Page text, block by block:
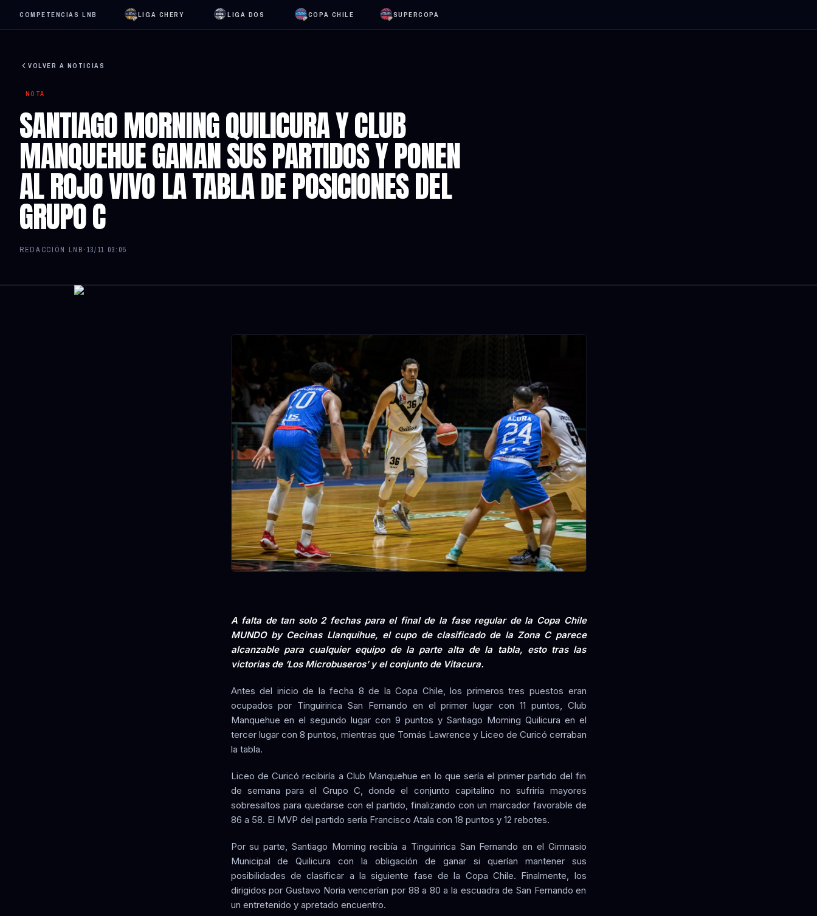
COMPETENCIAS LNB LIGA CHERY LIGA DOS COPA CHILE SUPERCOPA
VOLVER A NOTICIAS
NOTA
SANTIAGO MORNING QUILICURA Y CLUB
MANQUEHUE GANAN SUS PARTIDOS Y PONEN
AL ROJO VIVO LA TABLA DE POSICIONES DEL
GRUPO C
REDACCIÓN LNB· 13/11 03:05
A falta de tan solo 2 fechas para el final de la fase regular de la Copa Chile
MUNDO by Cecinas Llanquihue, el cupo de clasificado de la Zona C parece
alcanzable para cualquier equipo de la parte alta de la tabla, esto tras las
victorias de ‘Los Microbuseros’ y el conjunto de Vitacura.
Antes del inicio de la fecha 8 de la Copa Chile, los primeros tres puestos eran
ocupados por Tinguiririca San Fernando en el primer lugar con 11 puntos, Club
Manquehue en el segundo lugar con 9 puntos y Santiago Morning Quilicura en el
tercer lugar con 8 puntos, mientras que Tomás Lawrence y Liceo de Curicó cerraban
la tabla.
Liceo de Curicó recibiría a Club Manquehue en lo que sería el primer partido del fin
de semana para el Grupo C, donde el conjunto capitalino no sufriría mayores
sobresaltos para quedarse con el partido, finalizando con un marcador favorable de
86 a 58. El MVP del partido sería Francisco Atala con 18 puntos y 12 rebotes.
Por su parte, Santiago Morning recibía a Tinguiririca San Fernando en el Gimnasio
Municipal de Quilicura con la obligación de ganar si querían mantener sus
posibilidades de clasificar a la siguiente fase de la Copa Chile. Finalmente, los
dirigidos por Gustavo Noria vencerían por 88 a 80 a la escuadra de San Fernando en
un entretenido y apretado encuentro.